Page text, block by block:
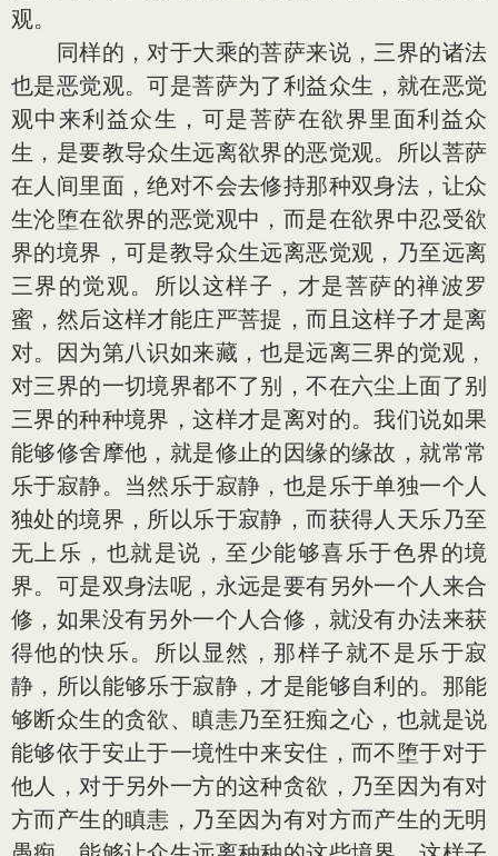
观。
同样的，对于大乘的菩萨来说，三界的诸法
也是恶觉观。可是菩萨为了利益众生，就在恶觉
观中来利益众生，可是菩萨在欲界里面利益众
生，是要教导众生远离欲界的恶觉观。所以菩萨
在人间里面，绝对不会去修持那种双身法，让众
生沦堕在欲界的恶觉观中，而是在欲界中忍受欲
界的境界，可是教导众生远离恶觉观，乃至远离
三界的觉观。所以这样子，才是菩萨的禅波罗
蜜，然后这样才能庄严菩提，而且这样子才是离
对。因为第八识如来藏，也是远离三界的觉观，
对三界的一切境界都不了别，不在六尘上面了别
三界的种种境界，这样才是离对的。我们说如果
能够修舍摩他，就是修止的因缘的缘故，就常常
乐于寂静。当然乐于寂静，也是乐于单独一个人
独处的境界，所以乐于寂静，而获得人天乐乃至
无上乐，也就是说，至少能够喜乐于色界的境
界。可是双身法呢，永远是要有另外一个人来合
修，如果没有另外一个人合修，就没有办法来获
得他的快乐。所以显然，那样子就不是乐于寂
静，所以能够乐于寂静，才是能够自利的。那能
够断众生的贪欲、瞋恚乃至狂痴之心，也就是说
能够依于安止于一境性中来安住，而不堕于对于
他人，对于另外一方的这种贪欲，乃至因为有对
方而产生的瞋恚，乃至因为有对方而产生的无明